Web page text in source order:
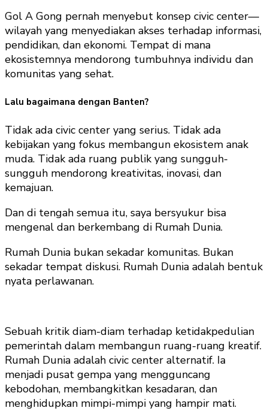
Gol A Gong pernah menyebut konsep civic center—
wilayah yang menyediakan akses terhadap informasi,
pendidikan, dan ekonomi. Tempat di mana
ekosistemnya mendorong tumbuhnya individu dan
komunitas yang sehat.
Lalu bagaimana dengan Banten?
Tidak ada civic center yang serius. Tidak ada
kebijakan yang fokus membangun ekosistem anak
muda. Tidak ada ruang publik yang sungguh-
sungguh mendorong kreativitas, inovasi, dan
kemajuan.
Dan di tengah semua itu, saya bersyukur bisa
mengenal dan berkembang di Rumah Dunia.
Rumah Dunia bukan sekadar komunitas. Bukan
sekadar tempat diskusi. Rumah Dunia adalah bentuk
nyata perlawanan.
Sebuah kritik diam-diam terhadap ketidakpedulian
pemerintah dalam membangun ruang-ruang kreatif.
Rumah Dunia adalah civic center alternatif. Ia
menjadi pusat gempa yang mengguncang
kebodohan, membangkitkan kesadaran, dan
menghidupkan mimpi-mimpi yang hampir mati.